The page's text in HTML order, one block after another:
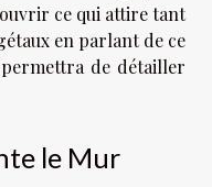
ce qui attire tant
en parlant de ce
de détailler
le Mur